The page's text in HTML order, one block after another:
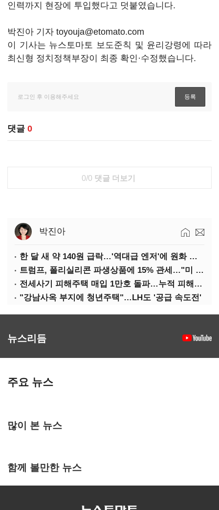
인력까지 현장에 투입했다고 덧붙였습니다.
박진아 기자 toyouja@etomato.com
이 기사는 뉴스토마토 보도준칙 및 윤리강령에 따라
최신형 정치정책부장이 최종 확인·수정했습니다.
댓글 0
0/0 댓글 더보기
박진아
한 달 새 약 140원 급락…'역대급 엔저'에 원화 변곡점
트럼프, 폴리실리콘 파생상품에 15% 관세…"미 산업 재건"
전세사기 피해주택 매입 1만호 돌파…누적 피해자 4만278명
"강남사옥 부지에 청년주택"…LH도 '공급 속도전'
뉴스리듬
주요 뉴스
많이 본 뉴스
함께 볼만한 뉴스